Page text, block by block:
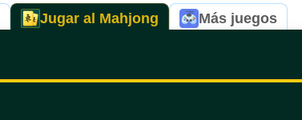
Jugar al Mahjong Más juegos